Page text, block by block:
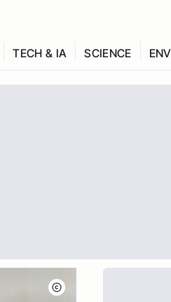
TECH & IA SCIENCE